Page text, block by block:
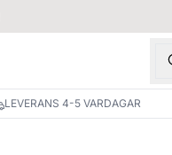
LEVERANS 4-5 VARDAGAR